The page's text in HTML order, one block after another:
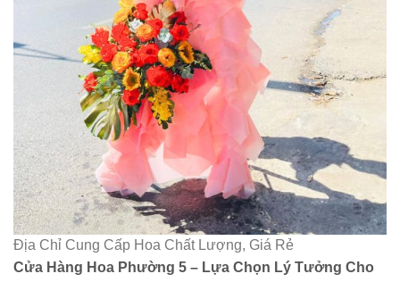
Địa Chỉ Cung Cấp Hoa Chất Lượng, Giá Rẻ
Cửa Hàng Hoa Phường 5 – Lựa Chọn Lý Tưởng Cho